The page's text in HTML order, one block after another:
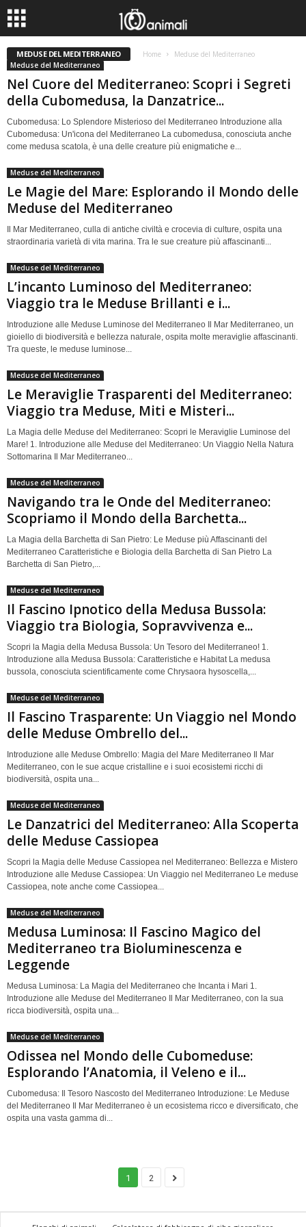
MEDUSE DEL MEDITERRANEO Home
Meduse del Mediterraneo
Meduse del Mediterraneo
Nel Cuore del Mediterraneo: Scopri i Segreti
della Cubomedusa, la Danzatrice...
Cubomedusa: Lo Splendore Misterioso del Mediterraneo Introduzione alla
Cubomedusa: Un'icona del Mediterraneo La cubomedusa, conosciuta anche
come medusa scatola, è una delle creature più enigmatiche e...
Meduse del Mediterraneo
Le Magie del Mare: Esplorando il Mondo delle
Meduse del Mediterraneo
Il Mar Mediterraneo, culla di antiche civiltà e crocevia di culture, ospita una
straordinaria varietà di vita marina. Tra le sue creature più affascinanti...
Meduse del Mediterraneo
L’incanto Luminoso del Mediterraneo:
Viaggio tra le Meduse Brillanti e i...
Introduzione alle Meduse Luminose del Mediterraneo Il Mar Mediterraneo, un
gioiello di biodiversità e bellezza naturale, ospita molte meraviglie affascinanti.
Tra queste, le meduse luminose...
Meduse del Mediterraneo
Le Meraviglie Trasparenti del Mediterraneo:
Viaggio tra Meduse, Miti e Misteri...
La Magia delle Meduse del Mediterraneo: Scopri le Meraviglie Luminose del
Mare! 1. Introduzione alle Meduse del Mediterraneo: Un Viaggio Nella Natura
Sottomarina Il Mar Mediterraneo...
Meduse del Mediterraneo
Navigando tra le Onde del Mediterraneo:
Scopriamo il Mondo della Barchetta...
La Magia della Barchetta di San Pietro: Le Meduse più Affascinanti del
Mediterraneo Caratteristiche e Biologia della Barchetta di San Pietro La
Barchetta di San Pietro,...
Meduse del Mediterraneo
Il Fascino Ipnotico della Medusa Bussola:
Viaggio tra Biologia, Sopravvivenza e...
Scopri la Magia della Medusa Bussola: Un Tesoro del Mediterraneo! 1.
Introduzione alla Medusa Bussola: Caratteristiche e Habitat La medusa
bussola, conosciuta scientificamente come Chrysaora hysoscella,...
Meduse del Mediterraneo
Il Fascino Trasparente: Un Viaggio nel Mondo
delle Meduse Ombrello del...
Introduzione alle Meduse Ombrello: Magia del Mare Mediterraneo Il Mar
Mediterraneo, con le sue acque cristalline e i suoi ecosistemi ricchi di
biodiversità, ospita una...
Meduse del Mediterraneo
Le Danzatrici del Mediterraneo: Alla Scoperta
delle Meduse Cassiopea
Scopri la Magia delle Meduse Cassiopea nel Mediterraneo: Bellezza e Mistero
Introduzione alle Meduse Cassiopea: Un Viaggio nel Mediterraneo Le meduse
Cassiopea, note anche come Cassiopea...
Meduse del Mediterraneo
Medusa Luminosa: Il Fascino Magico del
Mediterraneo tra Bioluminescenza e
Leggende
Medusa Luminosa: La Magia del Mediterraneo che Incanta i Mari 1.
Introduzione alle Meduse del Mediterraneo Il Mar Mediterraneo, con la sua
ricca biodiversità, ospita una...
Meduse del Mediterraneo
Odissea nel Mondo delle Cubomeduse:
Esplorando l’Anatomia, il Veleno e il...
Cubomedusa: Il Tesoro Nascosto del Mediterraneo Introduzione: Le Meduse
del Mediterraneo Il Mar Mediterraneo è un ecosistema ricco e diversificato, che
ospita una vasta gamma di...
1 2